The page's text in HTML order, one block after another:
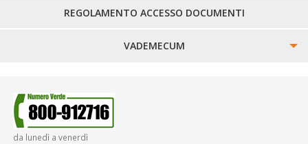
REGOLAMENTO ACCESSO DOCUMENTI
VADEMECUM
SMARRIMENTO OGGETTI
da lunedì a venerdì